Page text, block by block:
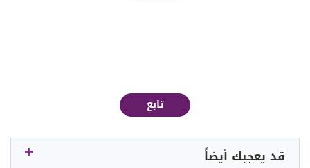
تابع
قد يعجبك أيضاً